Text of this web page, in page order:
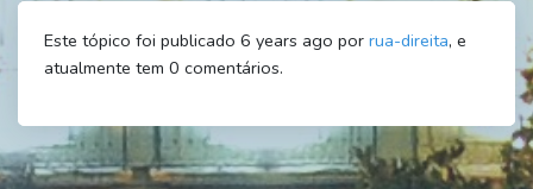
Este tópico foi publicado 6 years ago por rua-direita, e
atualmente tem 0 comentários.